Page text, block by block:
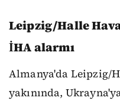
Leipzig/Halle
İHA alarmı
Almanya'da Leipzig/
yakınında,